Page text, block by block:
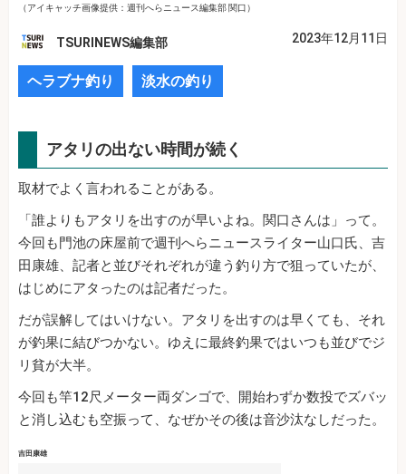
（アイキャッチ画像提供：週刊へらニュース編集部 関口）
TSURINEWS編集部 2023年12月11日
ヘラブナ釣り 淡水の釣り
アタリの出ない時間が続く
取材でよく言われることがある。
「誰よりもアタリを出すのが早いよね。関口さんは」って。
今回も門池の床屋前で週刊へらニュースライター山口氏、吉
田康雄、記者と並びそれぞれが違う釣り方で狙っていたが、
はじめにアタったのは記者だった。
だが誤解してはいけない。アタリを出すのは早くても、それ
が釣果に結びつかない。ゆえに最終釣果ではいつも並びでジ
リ貧が大半。
今回も竿12尺メーター両ダンゴで、開始わずか数投でズバッ
と消し込むも空振って、なぜかその後は音沙汰なしだった。
吉田康雄